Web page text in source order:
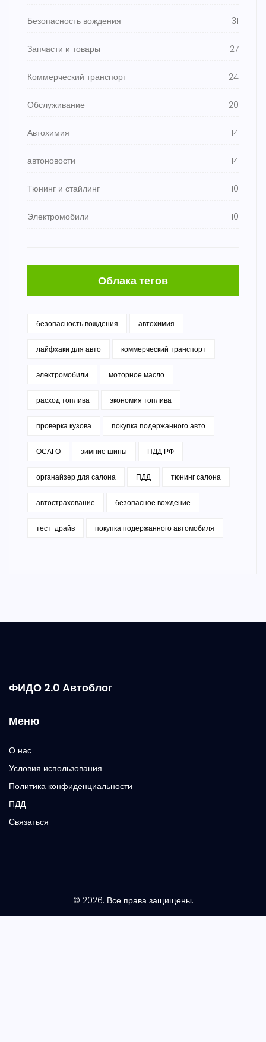
Безопасность вождения 31
Запчасти и товары 27
Коммерческий транспорт 24
Обслуживание 20
Автохимия 14
автоновости 14
Тюнинг и стайлинг 10
Электромобили 10
Облака тегов
безопасность вождения автохимия
лайфхаки для авто коммерческий транспорт
электромобили моторное масло
расход топлива экономия топлива
проверка кузова покупка подержанного авто
ОСАГО зимние шины ПДД РФ
органайзер для салона ПДД тюнинг салона
автострахование безопасное вождение
тест-драйв покупка подержанного автомобиля
ФИДО 2.0 Автоблог
Меню
О нас
Условия использования
Политика конфиденциальности
ПДД
Связаться
© 2026. Все права защищены.